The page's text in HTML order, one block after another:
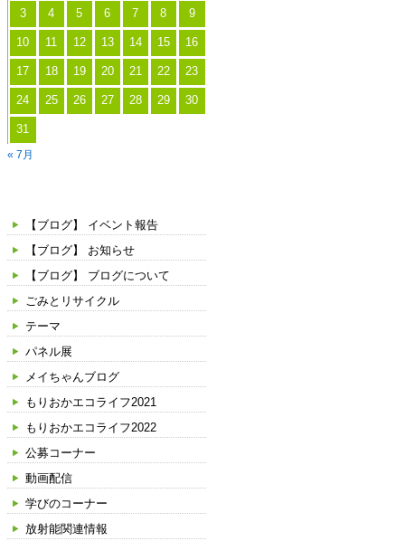
3 4 5 6 7 8 9
10 11 12 13 14 15 16
17 18 19 20 21 22 23
24 25 26 27 28 29 30
31
« 7月
【ブログ】 イベント報告
【ブログ】 お知らせ
【ブログ】 ブログについて
ごみとリサイクル
テーマ
パネル展
メイちゃんブログ
もりおかエコライフ2021
もりおかエコライフ2022
公募コーナー
動画配信
学びのコーナー
放射能関連情報